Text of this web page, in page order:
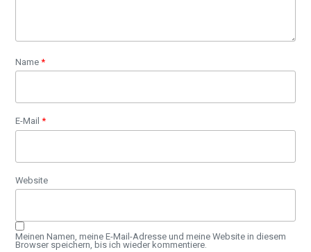
Name*
E-Mail*
Website
Meinen Namen, meine E-Mail-Adresse und meine Website in diesem
Browser speichern, bis ich wieder kommentiere.